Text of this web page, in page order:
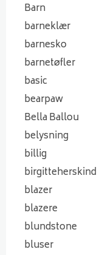
Barn
barneklær
barnesko
barnetøfler
basic
bearpaw
Bella Ballou
belysning
billig
birgitteherskind
blazer
blazere
blundstone
bluser